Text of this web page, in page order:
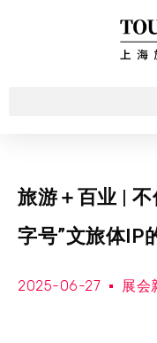
旅游＋百业 | 不
字号”文旅体IP
2025-06-27 展会